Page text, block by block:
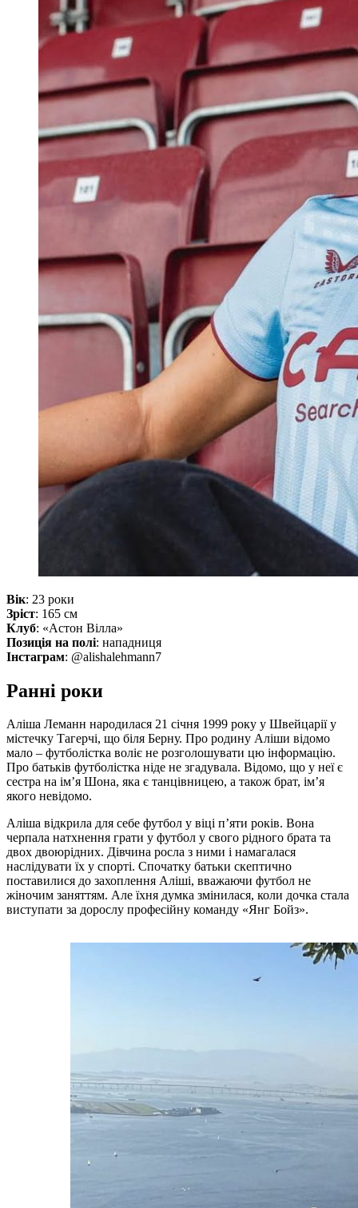
Вік: 23 роки
Зріст: 165 см
Клуб: «Астон Вілла»
Позиція на полі: нападниця
Інстаграм: @alishalehmann7
Ранні роки
Аліша Леманн народилася 21 січня 1999 року у Швейцарії у
містечку Тагерчі, що біля Берну. Про родину Аліши відомо
мало – футболістка воліє не розголошувати цю інформацію.
Про батьків футболістка ніде не згадувала. Відомо, що у неї є
сестра на ім’я Шона, яка є танцівницею, а також брат, ім’я
якого невідомо.
Аліша відкрила для себе футбол у віці п’яти років. Вона
черпала натхнення грати у футбол у свого рідного брата та
двох двоюрідних. Дівчина росла з ними і намагалася
наслідувати їх у спорті. Спочатку батьки скептично
поставилися до захоплення Аліші, вважаючи футбол не
жіночим заняттям. Але їхня думка змінилася, коли дочка стала
виступати за дорослу професійну команду «Янг Бойз».